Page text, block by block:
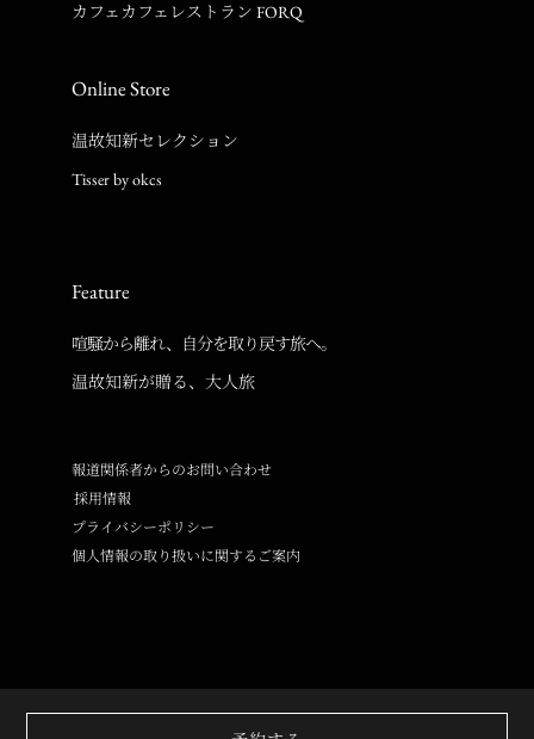
カフェカフェレストラン FORQ
Online Store
温故知新セレクション
Tisser by okcs
Feature
喧騒から離れ、自分を取り戻す旅へ。
温故知新が贈る、大人旅
報道関係者からのお問い合わせ
採用情報
プライバシーポリシー
個人情報の取り扱いに関するご案内
© Copyright Onko Chishin inc. All Rights Reserved.